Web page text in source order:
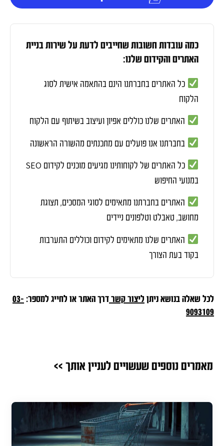
כמה עובדות חשובות שחייבים לדעת על שירות בניית
האתרים והקידום שלנו:
כל האתרים בחברתנו הינם בהתאמה אישית לסוג
הלקוח
האתרים שלנו כוללים אפיון ועיצוב בשיתוף עם הלקוח
בחברתנו אנו פועלים עם מתכנתים מהשורה הראשונה
כל האתרים של לקוחותינו מגיעים מוכנים לקידום SEO
במנועי החיפוש
האתרים בחברתנו מתאימים לסוגי המסכים, תצוגת
מחושב, טאבלט וטלפונים ניידים
האתרים שלנו מתאימים לקידום וכוללים התערבות
בקוד בעת הצורך
לכל שאלה בנושא ניתן ליצור קשר דרך האתר או לחייג למספר: 03-
9093109
מאמרים נוספים שעשויים לעניין אותך >>